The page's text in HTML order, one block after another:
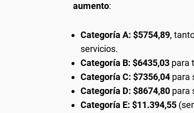
aumento:
Categoría A: $5754,89,
servicios.
Categoría B: $6435,03 para
Categoría C: $7356,04 para
Categoría D: $8674,80 para
Categoría E: $11.394,55